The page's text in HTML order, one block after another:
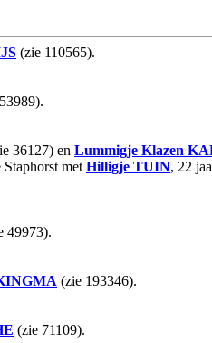
(zie 110565).
36127) en Lummigje Klazen
met Hilligje TUIN, 22
49973).
(zie 193346).
(zie 71109).